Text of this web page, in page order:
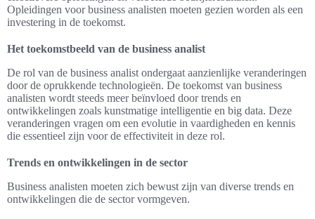
Opleidingen voor business analisten moeten gezien worden als een
investering in de toekomst.
Het toekomstbeeld van de business analist
De rol van de business analist ondergaat aanzienlijke veranderingen
door de oprukkende technologieën. De toekomst van business
analisten wordt steeds meer beïnvloed door trends en
ontwikkelingen zoals kunstmatige intelligentie en big data. Deze
veranderingen vragen om een evolutie in vaardigheden en kennis
die essentieel zijn voor de effectiviteit in deze rol.
Trends en ontwikkelingen in de sector
Business analisten moeten zich bewust zijn van diverse trends en
ontwikkelingen die de sector vormgeven.